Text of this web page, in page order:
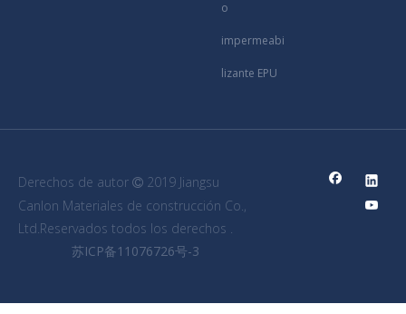
o
impermeabi
lizante EPU
Derechos de autor  2019 Jiangsu
Canlon Materiales de construcción Co.,
Ltd.Reservados todos los derechos .
苏ICP备11076726号-3